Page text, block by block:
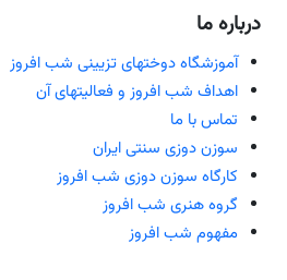
درباره ما
آموزشگاه دوختهای تزیینی شب افروز
اهداف شب افروز و فعالیتهای آن
تماس با ما
سوزن دوزی سنتی ایران
کارگاه سوزن دوزی شب افروز
گروه هنری شب افروز
مفهوم شب افروز